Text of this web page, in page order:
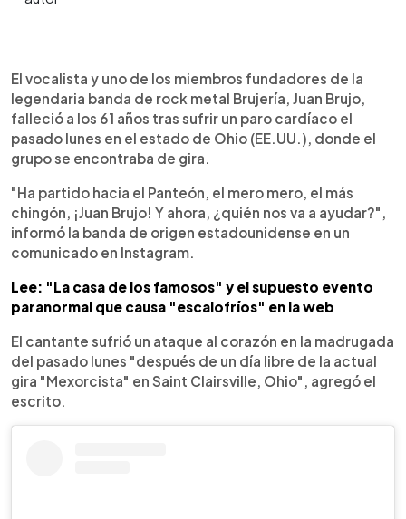
► Escuchar artículo
El vocalista y uno de los miembros fundadores de la
legendaria banda de rock metal Brujería, Juan Brujo,
falleció a los 61 años tras sufrir un paro cardíaco el
pasado lunes en el estado de Ohio (EE.UU.), donde el
grupo se encontraba de gira.
"Ha partido hacia el Panteón, el mero mero, el más
chingón, ¡Juan Brujo! Y ahora, ¿quién nos va a ayudar?",
informó la banda de origen estadounidense en un
comunicado en Instagram.
Lee: "La casa de los famosos" y el supuesto evento
paranormal que causa "escalofríos" en la web
El cantante sufrió un ataque al corazón en la madrugada
del pasado lunes "después de un día libre de la actual
gira "Mexorcista" en Saint Clairsville, Ohio", agregó el
escrito.